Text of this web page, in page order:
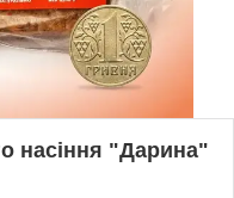
насіння "Дарина"